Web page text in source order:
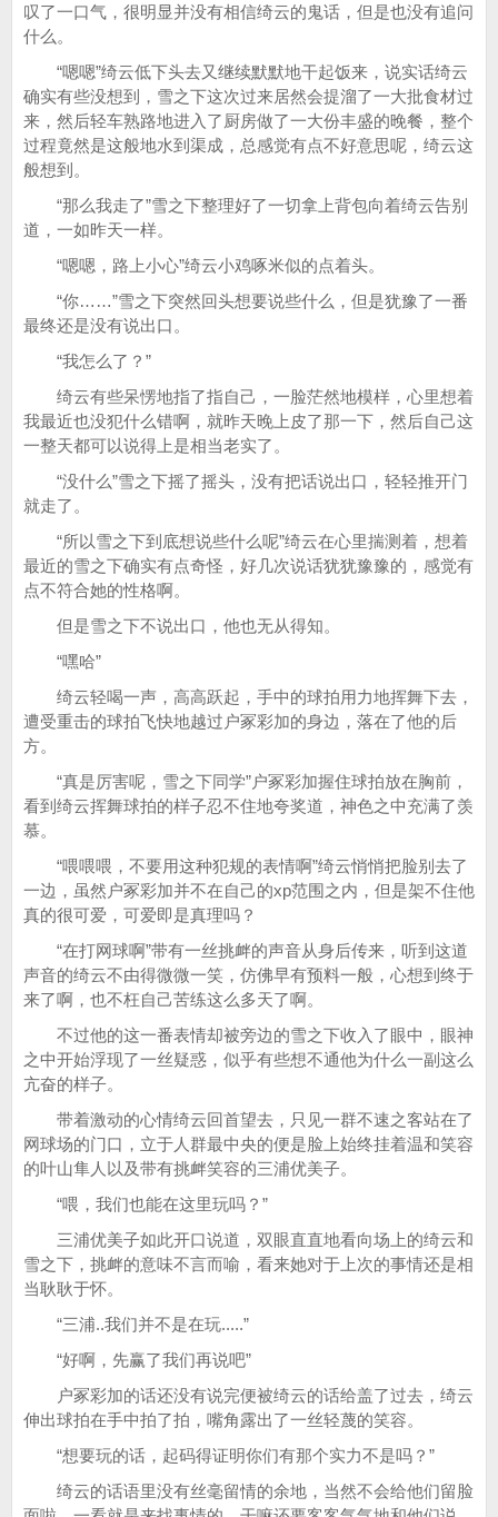
叹了一口气，很明显并没有相信绮云的鬼话，但是也没有追问
什么。
“嗯嗯”绮云低下头去又继续默默地干起饭来，说实话绮云
确实有些没想到，雪之下这次过来居然会提溜了一大批食材过
来，然后轻车熟路地进入了厨房做了一大份丰盛的晚餐，整个
过程竟然是这般地水到渠成，总感觉有点不好意思呢，绮云这
般想到。
“那么我走了”雪之下整理好了一切拿上背包向着绮云告别
道，一如昨天一样。
“嗯嗯，路上小心”绮云小鸡啄米似的点着头。
“你……”雪之下突然回头想要说些什么，但是犹豫了一番
最终还是没有说出口。
“我怎么了？”
绮云有些呆愣地指了指自己，一脸茫然地模样，心里想着
我最近也没犯什么错啊，就昨天晚上皮了那一下，然后自己这
一整天都可以说得上是相当老实了。
“没什么”雪之下摇了摇头，没有把话说出口，轻轻推开门
就走了。
“所以雪之下到底想说些什么呢”绮云在心里揣测着，想着
最近的雪之下确实有点奇怪，好几次说话犹犹豫豫的，感觉有
点不符合她的性格啊。
但是雪之下不说出口，他也无从得知。
“嘿哈”
绮云轻喝一声，高高跃起，手中的球拍用力地挥舞下去，
遭受重击的球拍飞快地越过户冢彩加的身边，落在了他的后
方。
“真是厉害呢，雪之下同学”户冢彩加握住球拍放在胸前，
看到绮云挥舞球拍的样子忍不住地夸奖道，神色之中充满了羡
慕。
“喂喂喂，不要用这种犯规的表情啊”绮云悄悄把脸别去了
一边，虽然户冢彩加并不在自己的xp范围之内，但是架不住他
真的很可爱，可爱即是真理吗？
“在打网球啊”带有一丝挑衅的声音从身后传来，听到这道
声音的绮云不由得微微一笑，仿佛早有预料一般，心想到终于
来了啊，也不枉自己苦练这么多天了啊。
不过他的这一番表情却被旁边的雪之下收入了眼中，眼神
之中开始浮现了一丝疑惑，似乎有些想不通他为什么一副这么
亢奋的样子。
带着激动的心情绮云回首望去，只见一群不速之客站在了
网球场的门口，立于人群最中央的便是脸上始终挂着温和笑容
的叶山隼人以及带有挑衅笑容的三浦优美子。
“喂，我们也能在这里玩吗？”
三浦优美子如此开口说道，双眼直直地看向场上的绮云和
雪之下，挑衅的意味不言而喻，看来她对于上次的事情还是相
当耿耿于怀。
“三浦..我们并不是在玩.....”
“好啊，先赢了我们再说吧”
户冢彩加的话还没有说完便被绮云的话给盖了过去，绮云
伸出球拍在手中拍了拍，嘴角露出了一丝轻蔑的笑容。
“想要玩的话，起码得证明你们有那个实力不是吗？”
绮云的话语里没有丝毫留情的余地，当然不会给他们留脸